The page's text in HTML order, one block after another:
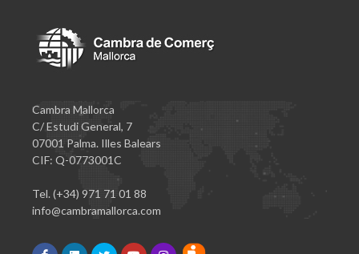
Cambra Mallorca
C/ Estudi General, 7
07001 Palma. Illes Balears
CIF: Q-0773001C
Tel. (+34) 971 71 01 88
info@cambramallorca.com